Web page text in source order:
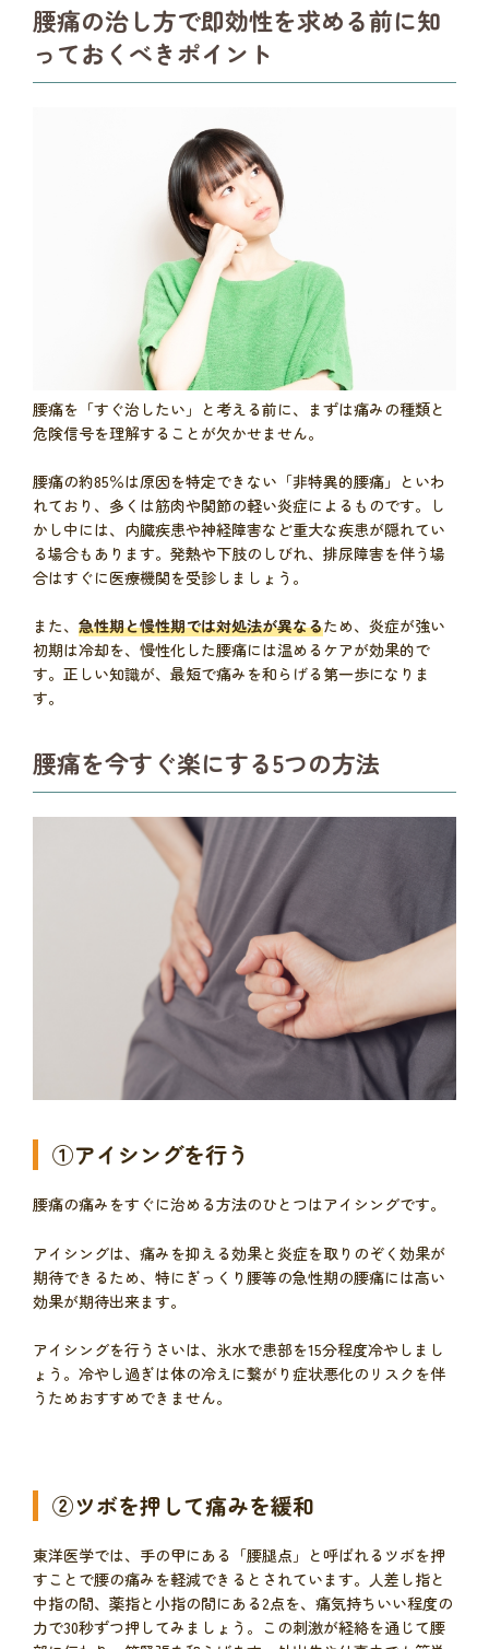
腰痛の治し方で即効性を求める前に知
っておくべきポイント
腰痛を「すぐ治したい」と考える前に、まずは痛みの種類と
危険信号を理解することが欠かせません。
腰痛の約85％は原因を特定できない「非特異的腰痛」といわ
れており、多くは筋肉や関節の軽い炎症によるものです。し
かし中には、内臓疾患や神経障害など重大な疾患が隠れてい
る場合もあります。発熱や下肢のしびれ、排尿障害を伴う場
合はすぐに医療機関を受診しましょう。
また、 急性期と慢性期では対処法が異なるため、炎症が強い
初期は冷却を、慢性化した腰痛には温めるケアが効果的で
す。正しい知識が、最短で痛みを和らげる第一歩になりま
す。
腰痛を今すぐ楽にする5つの方法
①アイシングを行う
腰痛の痛みをすぐに治める方法のひとつはアイシングです。
アイシングは、痛みを抑える効果と炎症を取りのぞく効果が
期待できるため、特にぎっくり腰等の急性期の腰痛には高い
効果が期待出来ます。
アイシングを行うさいは、氷水で患部を15分程度冷やしまし
ょう。冷やし過ぎは体の冷えに繋がり症状悪化のリスクを伴
うためおすすめできません。
②ツボを押して痛みを緩和
東洋医学では、手の甲にある「腰腿点」と呼ばれるツボを押
すことで腰の痛みを軽減できるとされています。人差し指と
中指の間、薬指と小指の間にある2点を、痛気持ちいい程度の
力で30秒ずつ押してみましょう。この刺激が経絡を通じて腰